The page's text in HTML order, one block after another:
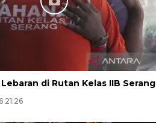
di Rutan Kelas IIB Serang
21:26